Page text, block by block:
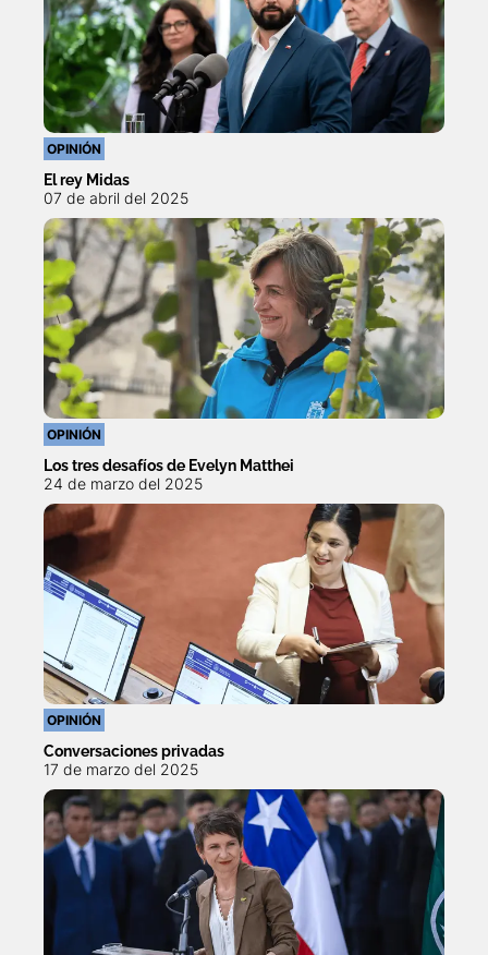
OPINIÓN
El rey Midas
07 de abril del 2025
OPINIÓN
Los tres desafíos de Evelyn Matthei
24 de marzo del 2025
OPINIÓN
Conversaciones privadas
17 de marzo del 2025